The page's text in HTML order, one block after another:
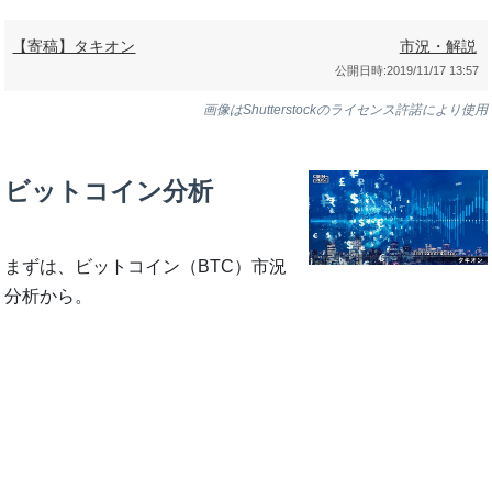
【寄稿】タキオン 市況・解説
公開日時:2019/11/17 13:57
画像はShutterstockのライセンス許諾により使用
ビットコイン分析
まずは、ビットコイン（BTC）市況
分析から。